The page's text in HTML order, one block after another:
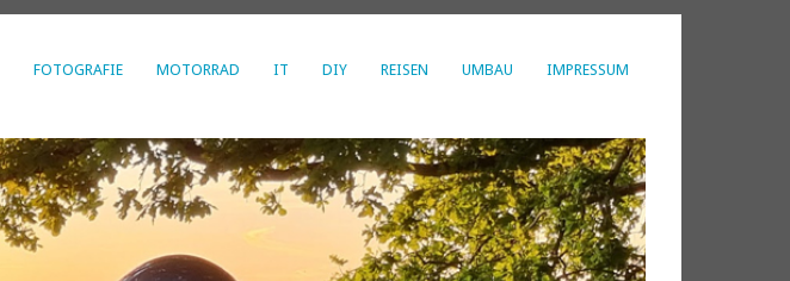
FOTOGRAFIE MOTORRAD IT DIY REISEN UMBAU IMPRESSUM